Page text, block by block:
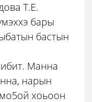
Т.Е.
бары
бастын
Манна
нарын
хоьоон